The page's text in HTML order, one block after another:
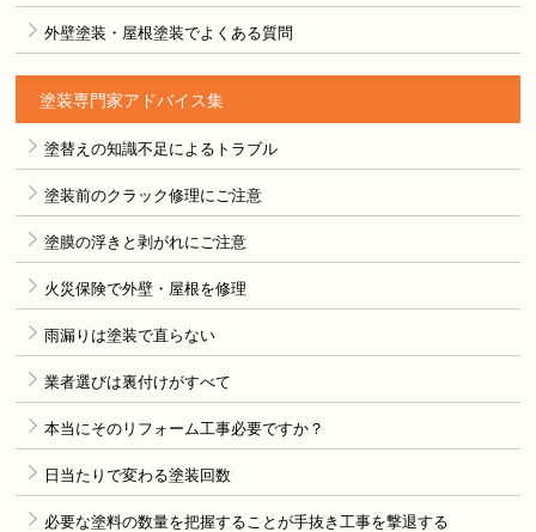
外壁塗装・屋根塗装でよくある質問
塗装専門家アドバイス集
塗替えの知識不足によるトラブル
塗装前のクラック修理にご注意
塗膜の浮きと剥がれにご注意
火災保険で外壁・屋根を修理
雨漏りは塗装で直らない
業者選びは裏付けがすべて
本当にそのリフォーム工事必要ですか？
日当たりで変わる塗装回数
必要な塗料の数量を把握することが手抜き工事を撃退する